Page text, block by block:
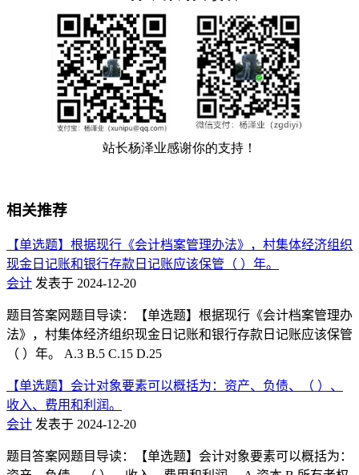
相关推荐
【单选题】根据现行《会计档案管理办法》，村集体经济组织
现金日记账和银行存款日记账应该保管（ ）年。
会计 发表于 2024-12-20
题目答案网题目导读：【单选题】根据现行《会计档案管理办
法》，村集体经济组织现金日记账和银行存款日记账应该保管
（ ）年。 A.3 B.5 C.15 D.25
【单选题】会计对象要素可以概括为：资产、负债、（ ）、
收入、费用和利润。
会计 发表于 2024-12-20
题目答案网题目导读：【单选题】会计对象要素可以概括为：